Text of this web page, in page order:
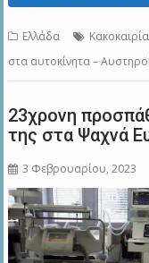
Ελλάδα
στα αυτοκίνητα –
23χρονη
της στα Ψαχνά
3 Φεβρουαρίου, 2023